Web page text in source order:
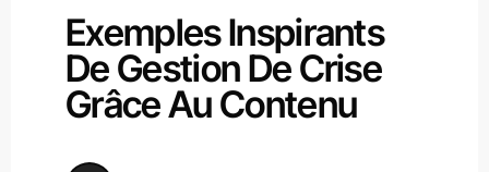
Exemples Inspirants
De Gestion De Crise
Grâce Au Contenu